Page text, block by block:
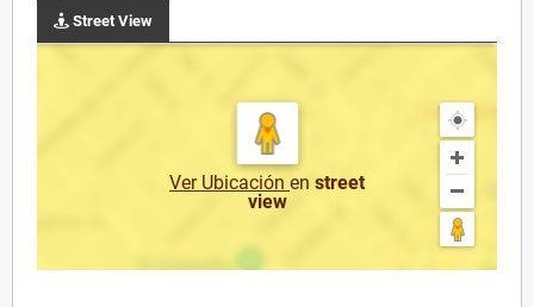
Street View
Ver Ubicación en street
view